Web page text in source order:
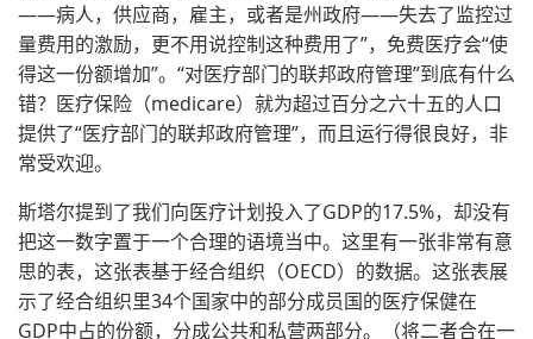
——病人，供应商，雇主，或者是州政府——失去了监控过
量费用的激励，更不用说控制这种费用了”，免费医疗会“使
得这一份额增加”。“对医疗部门的联邦政府管理”到底有什么
错？医疗保险（medicare）就为超过百分之六十五的人口
提供了“医疗部门的联邦政府管理”，而且运行得很良好，非
常受欢迎。
斯塔尔提到了我们向医疗计划投入了GDP的17.5%，却没有
把这一数字置于一个合理的语境当中。这里有一张非常有意
思的表，这张表基于经合组织（OECD）的数据。这张表展
示了经合组织里34个国家中的部分成员国的医疗保健在
GDP中占的份额，分成公共和私营两部分。（将二者合在一